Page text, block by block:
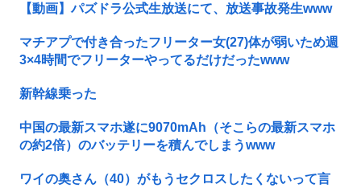
【動画】パズドラ公式生放送にて、放送事故発生www
マチアプで付き合ったフリーター女(27)体が弱いため週
3×4時間でフリーターやってるだけだったwww
新幹線乗った
中国の最新スマホ遂に9070mAh（そこらの最新スマホ
の約2倍）のバッテリーを積んでしまうwww
ワイの奥さん（40）がもうセクロスしたくないって言